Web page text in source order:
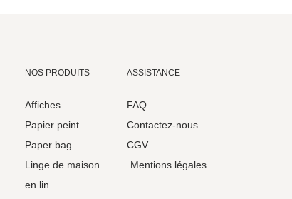
NOS PRODUITS
Affiches
Papier peint
Paper bag
Linge de maison
en lin
ASSISTANCE
FAQ
Contactez-nous
CGV
Mentions légales